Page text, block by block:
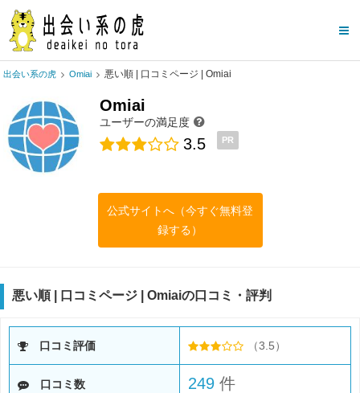
出会い系の虎 Omiai 悪い順 | 口コミページ | Omiai
Omiai
ユーザーの満足度
3.5 PR
公式サイトへ（今すぐ無料登
録する）
悪い順 | 口コミページ | Omiaiの口コミ・評判
口コミ評価 （3.5）
口コミ数 249 件